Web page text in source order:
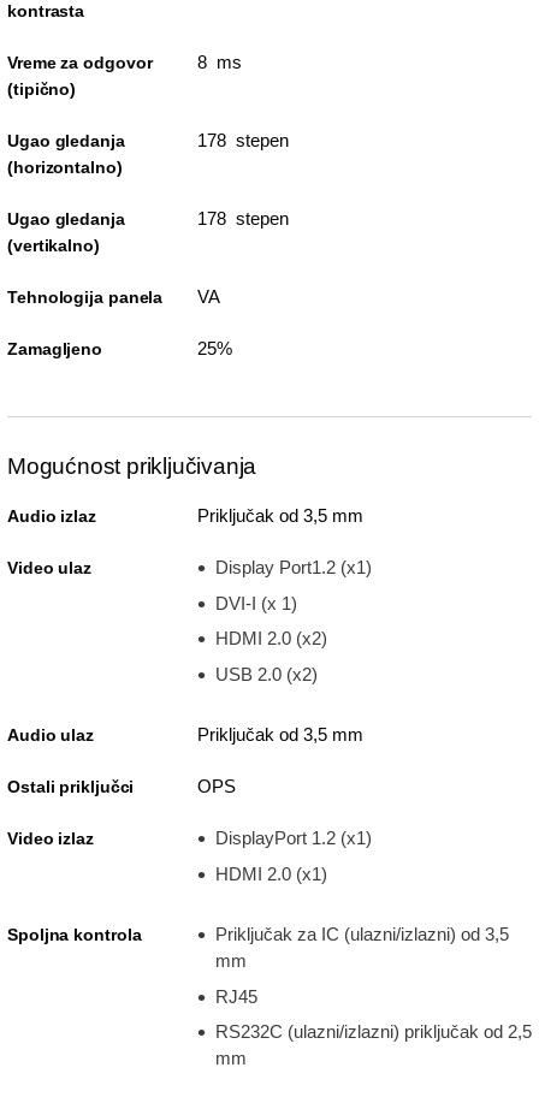
kontrasta
Vreme za odgovor
(tipično)
8 ms
Ugao gledanja
(horizontalno)
178 stepen
Ugao gledanja
(vertikalno)
178 stepen
Tehnologija panela VA
Zamagljeno 25%
Mogućnost priključivanja
Audio izlaz Priključak od 3,5 mm
Video ulaz
Display Port1.2 (x1)
DVI-I (x 1)
HDMI 2.0 (x2)
USB 2.0 (x2)
Audio ulaz Priključak od 3,5 mm
Ostali priključci OPS
Video izlaz
DisplayPort 1.2 (x1)
HDMI 2.0 (x1)
Spoljna kontrola
Priključak za IC (ulazni/izlazni) od 3,5
mm
RJ45
RS232C (ulazni/izlazni) priključak od 2,5
mm